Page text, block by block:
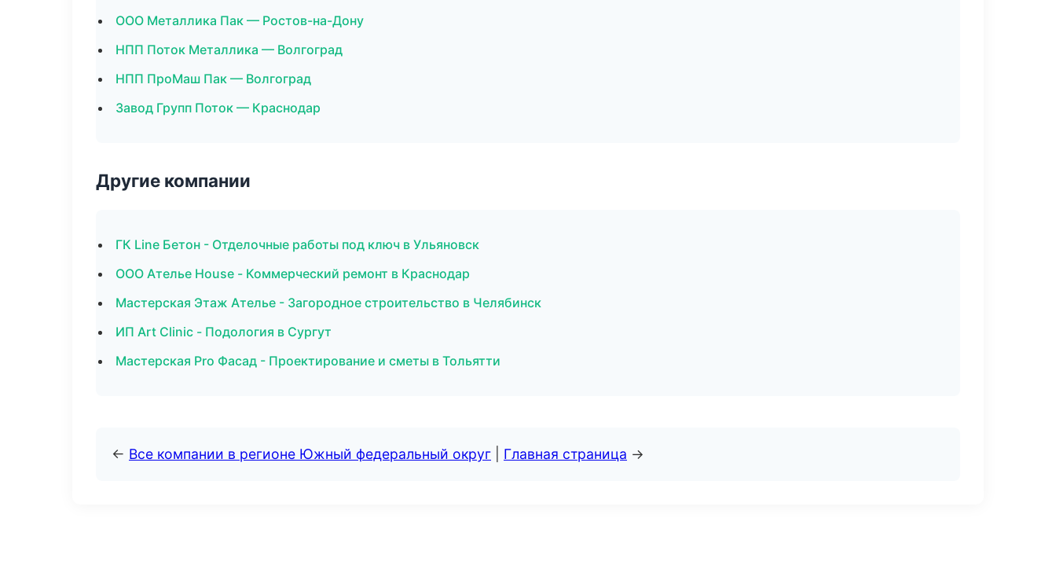
ООО Металлика Пак — Ростов-на-Дону
НПП Поток Металлика — Волгоград
НПП ПроМаш Пак — Волгоград
Завод Групп Поток — Краснодар
Другие компании
ГК Line Бетон - Отделочные работы под ключ в Ульяновск
ООО Ателье House - Коммерческий ремонт в Краснодар
Мастерская Этаж Ателье - Загородное строительство в Челябинск
ИП Art Clinic - Подология в Сургут
Мастерская Pro Фасад - Проектирование и сметы в Тольятти
← Все компании в регионе Южный федеральный округ Главная страница →